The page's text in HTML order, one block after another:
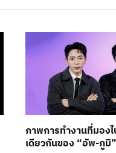
ภาพการทำงานที่มอง
เดียวกันของ “อัพ-ภูมิ”